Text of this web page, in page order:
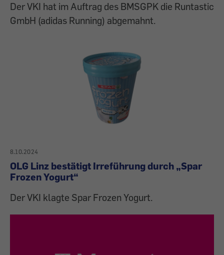
Der VKI hat im Auftrag des BMSGPK die Runtastic
GmbH (adidas Running) abgemahnt.
8.10.2024
OLG Linz bestätigt Irreführung durch „Spar
Frozen Yogurt“
Der VKI klagte Spar Frozen Yogurt.